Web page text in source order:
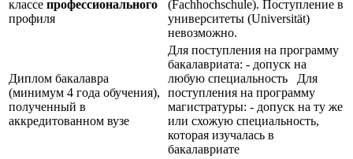
классе профессионального
профиля
(Fachhochschule). Поступление в
университеты (Universität)
невозможно.
Диплом бакалавра
(минимум 4 года обучения),
полученный в
аккредитованном вузе
Для поступления на программу
бакалавриата: - допуск на
любую специальность Для
поступления на программу
магистратуры: - допуск на ту же
или схожую специальность,
которая изучалась в
бакалавриате